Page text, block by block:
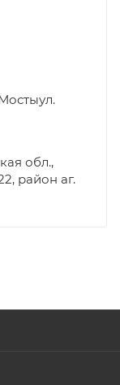
обл.,
район аг.